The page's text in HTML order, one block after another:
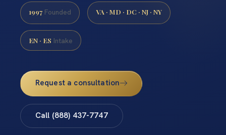
1997 Founded VA · MD · DC · NJ · NY
EN · ES Intake
Request a consultation
Call (888) 437-7747